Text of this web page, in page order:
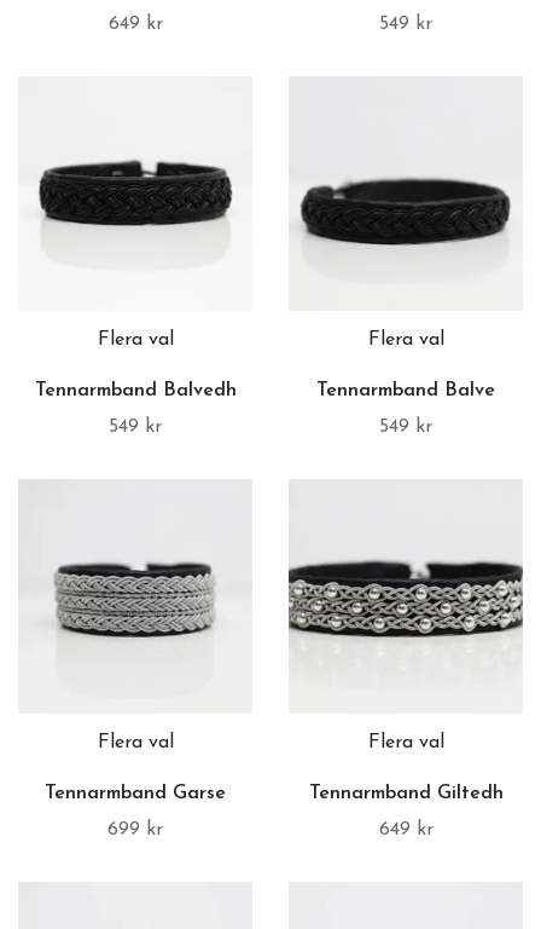
649 kr
549 kr
Flera val
Tennarmband Balvedh
549 kr
Flera val
Tennarmband Balve
549 kr
Flera val
Tennarmband Garse
699 kr
Flera val
Tennarmband Giltedh
649 kr